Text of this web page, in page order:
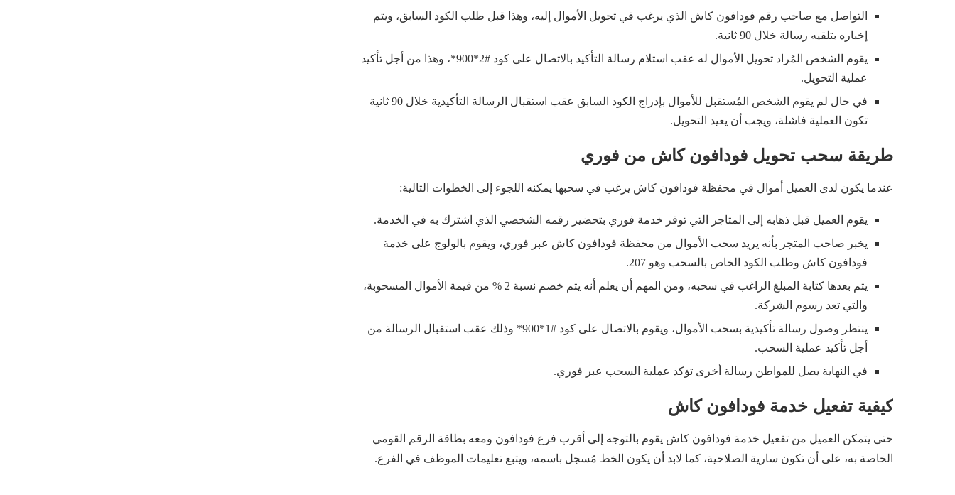
التواصل مع صاحب رقم فودافون كاش الذي يرغب في تحويل الأموال إليه، وهذا قبل طلب الكود السابق، ويتم
إخباره بتلقيه رسالة خلال 90 ثانية.
يقوم الشخص المُراد تحويل الأموال له عقب استلام رسالة التأكيد بالاتصال على كود #2*900*، وهذا من أجل تأكيد
عملية التحويل.
في حال لم يقوم الشخص المُستقبل للأموال بإدراج الكود السابق عقب استقبال الرسالة التأكيدية خلال 90 ثانية
تكون العملية فاشلة، ويجب أن يعيد التحويل.
طريقة سحب تحويل فودافون كاش من فوري
عندما يكون لدى العميل أموال في محفظة فودافون كاش يرغب في سحبها يمكنه اللجوء إلى الخطوات التالية:
يقوم العميل قبل ذهابه إلى المتاجر التي توفر خدمة فوري بتحضير رقمه الشخصي الذي اشترك به في الخدمة.
يخبر صاحب المتجر بأنه يريد سحب الأموال من محفظة فودافون كاش عبر فوري، ويقوم بالولوج على خدمة
فودافون كاش وطلب الكود الخاص بالسحب وهو 207.
يتم بعدها كتابة المبلغ الراغب في سحبه، ومن المهم أن يعلم أنه يتم خصم نسبة 2 % من قيمة الأموال المسحوبة،
والتي تعد رسوم الشركة.
ينتظر وصول رسالة تأكيدية بسحب الأموال، ويقوم بالاتصال على كود #1*900* وذلك عقب استقبال الرسالة من
أجل تأكيد عملية السحب.
في النهاية يصل للمواطن رسالة أخرى تؤكد عملية السحب عبر فوري.
كيفية تفعيل خدمة فودافون كاش
حتى يتمكن العميل من تفعيل خدمة فودافون كاش يقوم بالتوجه إلى أقرب فرع فودافون ومعه بطاقة الرقم القومي
الخاصة به، على أن تكون سارية الصلاحية، كما لابد أن يكون الخط مُسجل باسمه، ويتبع تعليمات الموظف في الفرع.